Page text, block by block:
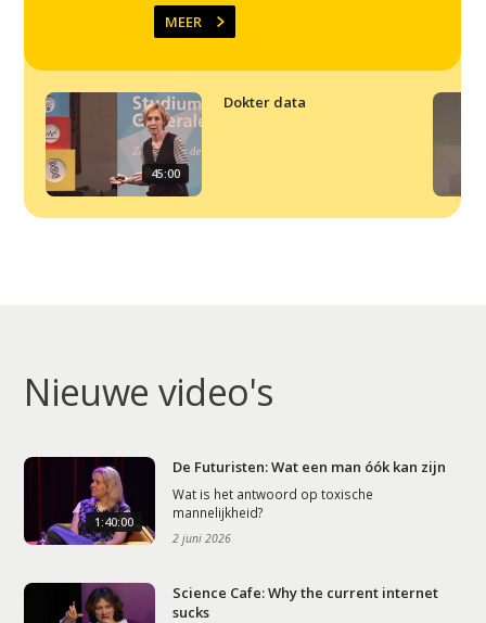
Home
Agenda
Video
Podcast
Artikelen
MEER
45:00
Dokter data
Nieuwe video's
1:40:00
De Futuristen: Wat een man óók kan zijn
Wat is het antwoord op toxische
mannelijkheid?
2 juni 2026
Science Cafe: Why the current internet
sucks